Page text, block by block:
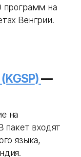
программ на
Венгрии.
—
на
пакет входят
языка,